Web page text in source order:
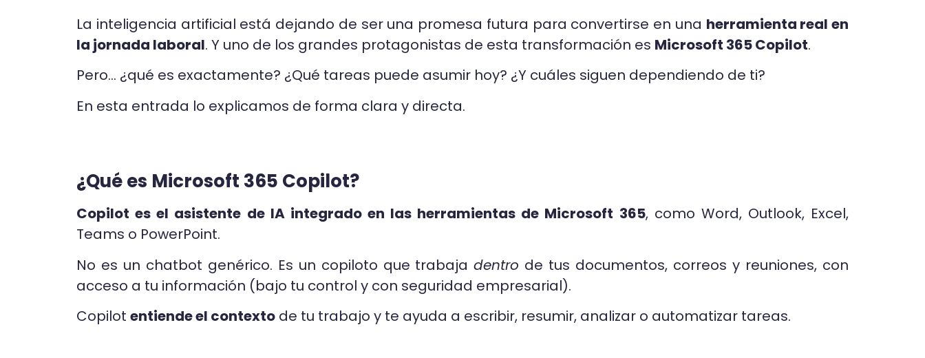
La inteligencia artificial está dejando de ser una promesa futura para convertirse en una herramienta real en
la jornada laboral. Y uno de los grandes protagonistas de esta transformación es Microsoft 365 Copilot.
Pero… ¿qué es exactamente? ¿Qué tareas puede asumir hoy? ¿Y cuáles siguen dependiendo de ti?
En esta entrada lo explicamos de forma clara y directa.
¿Qué es Microsoft 365 Copilot?
Copilot es el asistente de IA integrado en las herramientas de Microsoft 365, como Word, Outlook, Excel,
Teams o PowerPoint.
No es un chatbot genérico. Es un copiloto que trabajadentro de tus documentos, correos y reuniones, con
acceso a tu información (bajo tu control y con seguridad empresarial).
Copilot entiende el contexto de tu trabajo y te ayuda a escribir, resumir, analizar o automatizar tareas.